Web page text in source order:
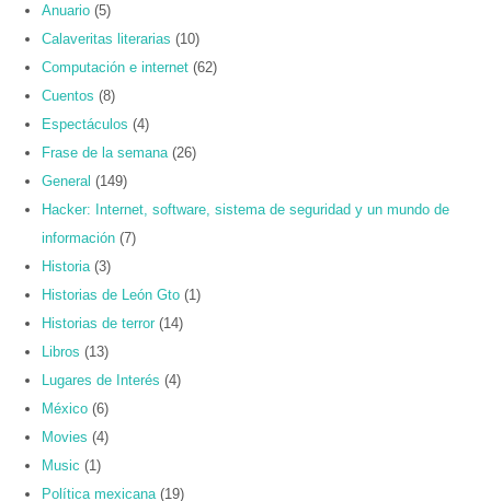
Anuario (5)
Calaveritas literarias (10)
Computación e internet (62)
Cuentos (8)
Espectáculos (4)
Frase de la semana (26)
General (149)
Hacker: Internet, software, sistema de seguridad y un mundo de
información (7)
Historia (3)
Historias de León Gto (1)
Historias de terror (14)
Libros (13)
Lugares de Interés (4)
México (6)
Movies (4)
Music (1)
Política mexicana (19)